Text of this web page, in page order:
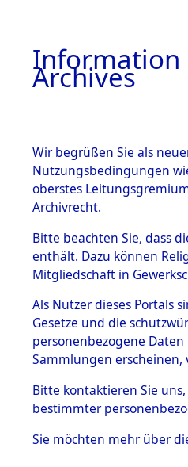
BESTÄNDE
1.
mente
5. Verschiedenes
5.3
Todesmärsche
5.3.1 Alliierte
Erhebungen
zu
Todesmärsch
en
5.3.2
Information
Archives
Wir begrüßen Sie als
Nutzungsbedingungen
oberstes
Archivrecht.
Bitte beachten Sie, dass
enthält. Dazu können
Mitgliedschaft in
Als Nutzer dieses Portals
Gesetze und die
personenbezogene
Sammlungen
Bitte kontaktieren Sie
bestimmter
Sie möchten mehr über